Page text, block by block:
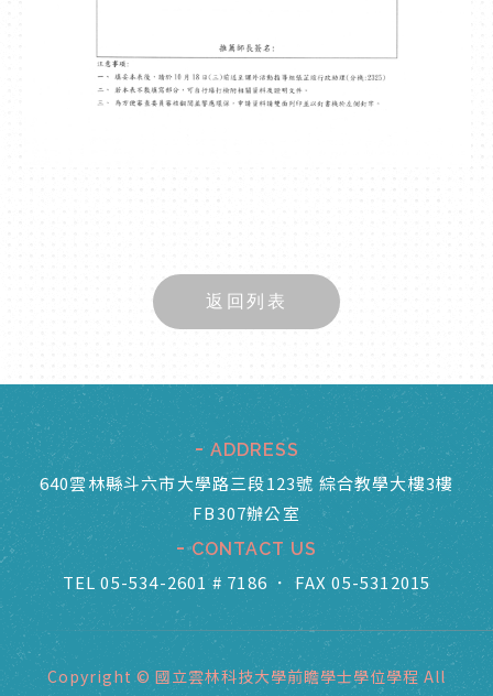
返回列表
ADDRESS
640雲林縣斗六市大學路三段123號 綜合教學大樓3樓
FB307辦公室
CONTACT US
TEL 05-534-2601 # 7186 ． FAX 05-5312015
Copyright © 國立雲林科技大學前瞻學士學位學程 All